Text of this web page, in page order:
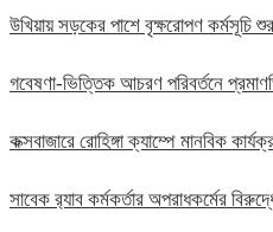
উখিয়ায় সড়কের পাশে বৃক্ষরোপণ কর্মসূচি
গবেষণা-ভিত্তিক আচরণ পরিবর্তনে
কক্সবাজারে রোহিঙ্গা ক্যাম্পে মানবিক
সাবেক র‍্যাব কর্মকর্তার অপরাধকর্মের